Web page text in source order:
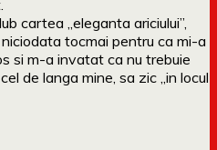
cartea „eleganta ariciului”,
tocmai pentru ca mi-a
si m-a invatat ca nu trebuie
de langa mine, sa zic „in locul